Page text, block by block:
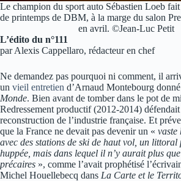
Le champion du sport auto Sébastien Loeb
de printemps de DBM, à la marge du salon
en avril. ©Jean-Luc Petit
L’édito du n°111
par Alexis Cappellaro, rédacteur en chef
Ne demandez pas pourquoi ni comment, il
un vieil entretien d’Arnaud Montebourg
Monde. Bien avant de tomber dans le pot de
Redressement productif (2012-2014) défendait
reconstruction de l’industrie française. Et
que la France ne devait pas devenir un « vaste
avec des stations de ski de haut vol, un littoral
huppée, mais dans lequel il n’y aurait plus
précaires », comme l’avait prophétisé
Michel Houellebecq dans La Carte et le